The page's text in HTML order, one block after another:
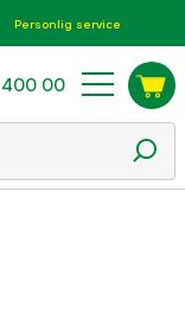
Personlig service
00